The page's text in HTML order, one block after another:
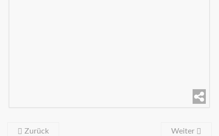
Zurück Weiter